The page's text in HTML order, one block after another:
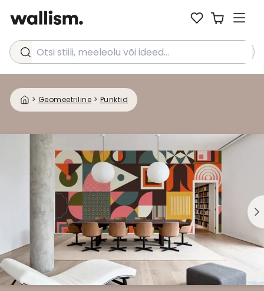
Otsi stiili, meeleolu või ideed...
> Geomeetriline > Punktid